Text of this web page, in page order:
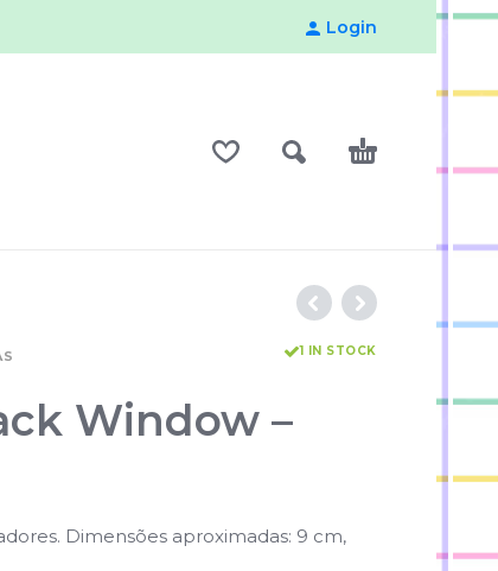
Login
1 IN STOCK
Window –
Dimensões aproximadas: 9 cm,